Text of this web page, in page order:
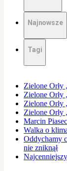
Najnowsze
Tagi
Zielone Orły
Zielone Orły
Zielone Orły
Zielone Orły
Marcin
Walka o
Oddychamy
nie zniknął